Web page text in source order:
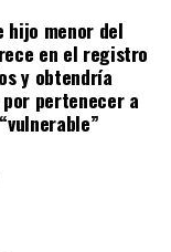
hijo menor del
en el registro
y obtendría
pertenecer a